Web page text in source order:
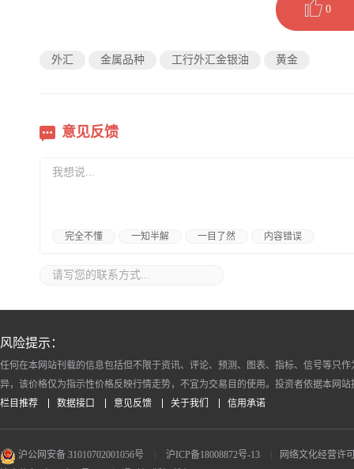
0
外汇 金属品种 工行外汇金银油 黄金
意见反馈
完全不懂 一知半解 一目了然 内容错误
风险提示：
任何在本网站刊载的信息包括但不限于资讯、评论、预测、图表、指标、信号等只
异，该价格仅为指示性价格反映行情走势，不宜为交易目的使用。投资者依据本网
栏目推荐
数据接口 意见反馈 关于我们 信用承诺
沪公网安备 31010702001056号 沪ICP备18008872号-13
网络文化经营许